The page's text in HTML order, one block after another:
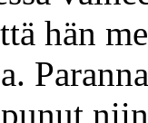
hän